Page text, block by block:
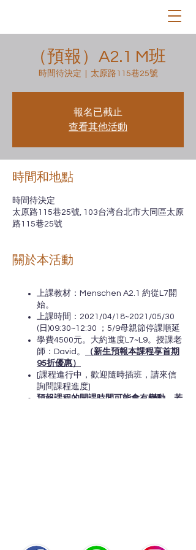
（預報）A2.1 M班
時間待決定 太原路115巷25號
報名已截止
查看其他活動
時間和地點
時間待決定
太原路115巷25號, 103台湾台北市大同區太原
路115巷25號
關於本活動
上課教材：Menschen A2.1 約從L7開
始。
上課時間：2021/04/18~2021/05/30
(日)09:30~12:30 ；5/9母親節停課順延
學費4500元。大約進度L7~L9。授課老
師：David。
（新生預報本課程享首期
95折優惠）
[課程進行中，歡迎隨時插班，請來信
詢問課程進度]
預報課程的開課時間可能會有變動，若